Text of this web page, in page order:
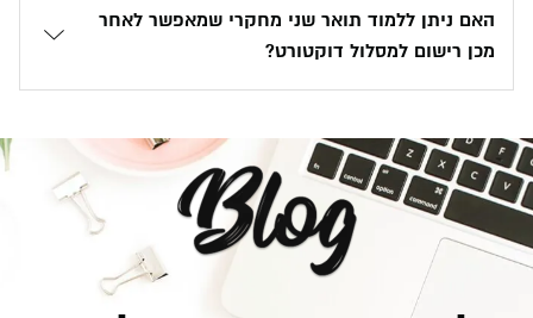
האם ניתן ללמוד תואר שני מחקרי שמאפשר לאחר
מכן רישום למסלול דוקטורט?